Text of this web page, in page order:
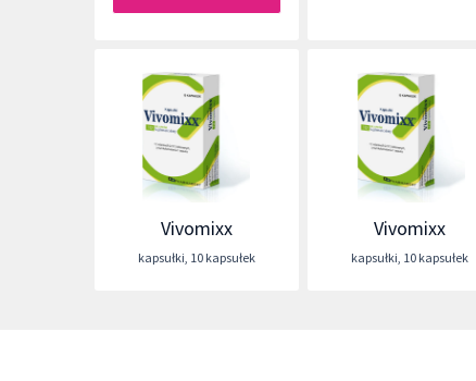
Vivomixx
kapsułki, 10 kapsułek
Vivomixx
kapsułki, 10 kapsułek